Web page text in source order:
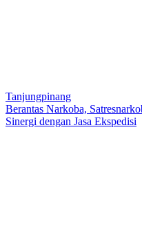
Tanjungpinang
Berantas Narkoba,
Sinergi dengan Jasa Ekspedisi